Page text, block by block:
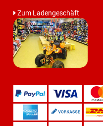
Zum Ladengeschäft